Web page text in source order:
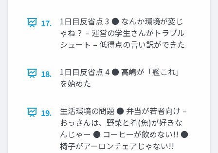
17.
1日目反省点 3 ● なんか環境が変じ
ゃね？ – 運営の学生さんがトラブル
シュート – 低得点の言い訳ができた
18.
1日目反省点 4 ● 高嶋が「艦これ」
を始めた
19.
生活環境の問題 ● 弁当が若者向け –
おっさんは、野菜と肴(魚)が好きな
んじゃー ● コーヒーが飲めない!! ●
椅子がアーロンチェアじゃない!!